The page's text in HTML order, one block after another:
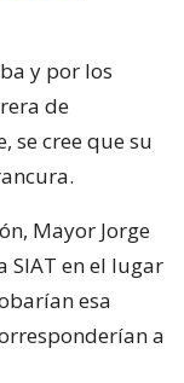
y por los
de
se cree que su
Mayor Jorge
en el lugar
esa
a